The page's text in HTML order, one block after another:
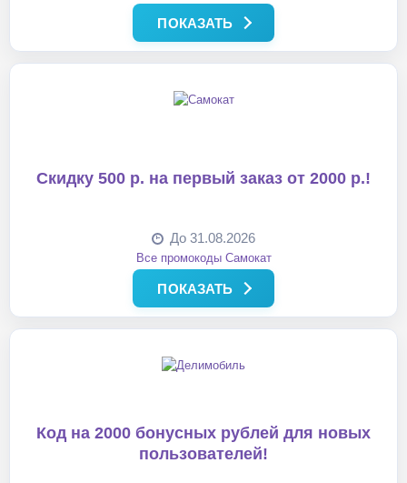
ПОКАЗАТЬ
Скидку 500 р. на первый заказ от 2000 р.!
До 31.08.2026
Все промокоды Самокат
ПОКАЗАТЬ
Код на 2000 бонусных рублей для новых
пользователей!